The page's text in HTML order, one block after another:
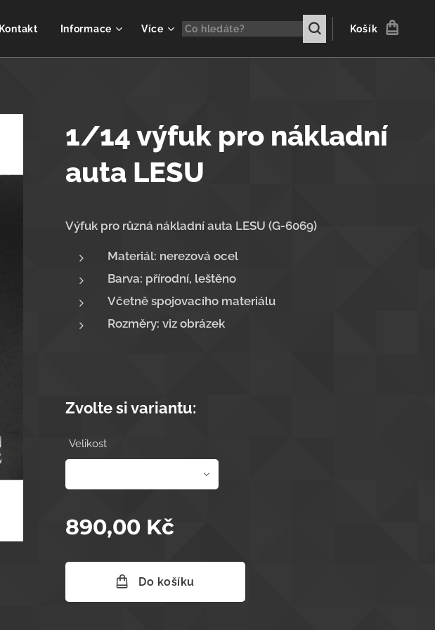
Kontakt Informace Více Košík
1/14 výfuk pro nákladní
auta LESU
Výfuk pro různá nákladní auta LESU (G-6069)
Materiál: nerezová ocel
Barva: přírodní, leštěno
Včetně spojovacího materiálu
Rozměry: viz obrázek
Zvolte si variantu:
Velikost
890,00 Kč
Do košíku